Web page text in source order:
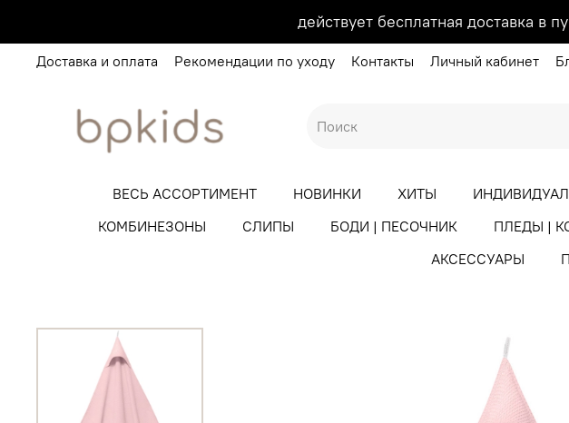
действует бесплатная доставка в
Доставка и оплата Рекомендации по уходу Контакты Личный кабинет
ВЕСЬ АССОРТИМЕНТ НОВИНКИ ХИТЫ
КОМБИНЕЗОНЫ
СЛИПЫ БОДИ | ПЕСОЧНИК ПЛЕДЫ |
АКСЕССУАРЫ